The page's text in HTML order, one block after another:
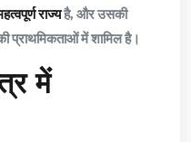
राज्यहै, और उसकी
प्राथमिकताओं में शामिल है।
में